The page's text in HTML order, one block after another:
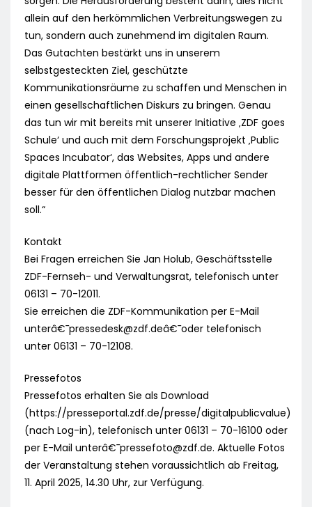
allein auf den herkömmlichen Verbreitungswegen zu
tun, sondern auch zunehmend im digitalen Raum.
Das Gutachten bestärkt uns in unserem
selbstgesteckten Ziel, geschützte
Kommunikationsräume zu schaffen und Menschen in
einen gesellschaftlichen Diskurs zu bringen. Genau
das tun wir mit bereits mit unserer Initiative ‚ZDF goes
Schule‘ und auch mit dem Forschungsprojekt ‚Public
Spaces Incubator‘, das Websites, Apps und andere
digitale Plattformen öffentlich-rechtlicher Sender
besser für den öffentlichen Dialog nutzbar machen
soll.“
Kontakt
Bei Fragen erreichen Sie Jan Holub, Geschäftsstelle
ZDF-Fernseh- und Verwaltungsrat, telefonisch unter
06131 – 70-12011.
Sie erreichen die ZDF-Kommunikation per E-Mail
unterâ€¯pressedesk@zdf.deâ€¯oder telefonisch
unter 06131 – 70-12108.
Pressefotos
Pressefotos erhalten Sie als Download
(https://presseportal.zdf.de/presse/digitalpublicvalue)
(nach Log-in), telefonisch unter 06131 – 70-16100 oder
per E-Mail unterâ€¯pressefoto@zdf.de. Aktuelle Fotos
der Veranstaltung stehen voraussichtlich ab Freitag,
11. April 2025, 14.30 Uhr, zur Verfügung.